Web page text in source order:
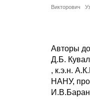
Викторович
Авторы
Д.Б.
, к.э.н.
НАНУ,